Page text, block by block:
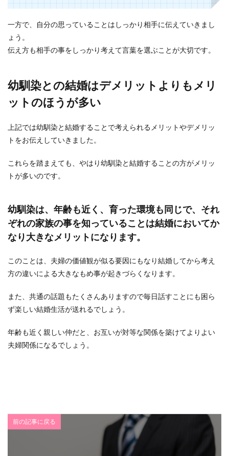
一方で、自分の思っていることはしっかり相手に伝えていきまし
ょう。
伝え方も相手の事をしっかり考えて言葉を選ぶことが大切です。
幼馴染との結婚はデメリットよりもメリ
ットのほうが多い
上記では幼馴染と結婚することで考えられるメリットやデメリッ
トをお伝えしていきました。
これらを踏まえても、やはり幼馴染と結婚することの方がメリッ
トが多いのです。
幼馴染は、年齢も近く、育った環境も同じで、それ
ぞれの家族の事を知っていることは結婚においてか
なり大きなメリットになります。
このことは、夫婦の価値観が似る要因にもなり結婚してから考え
方の違いによる大きなもめ事が起きづらくなります。
また、共通の話題もたくさんありますので毎日話すことにも困ら
ず楽しい結婚生活が送れるでしょう。
年齢も近く親しい仲だと、お互いが対等な関係を築けてよりよい
夫婦関係になるでしょう。
前の記事に戻る